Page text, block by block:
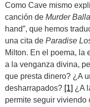
Como Cave mismo
canción de Murder
hand”, que hemos
una cita de Paradise
Milton. En el poema, la
a la venganza divina,
que presta dinero? ¿A
desharrapados? [1] ¿A
permite seguir viviendo